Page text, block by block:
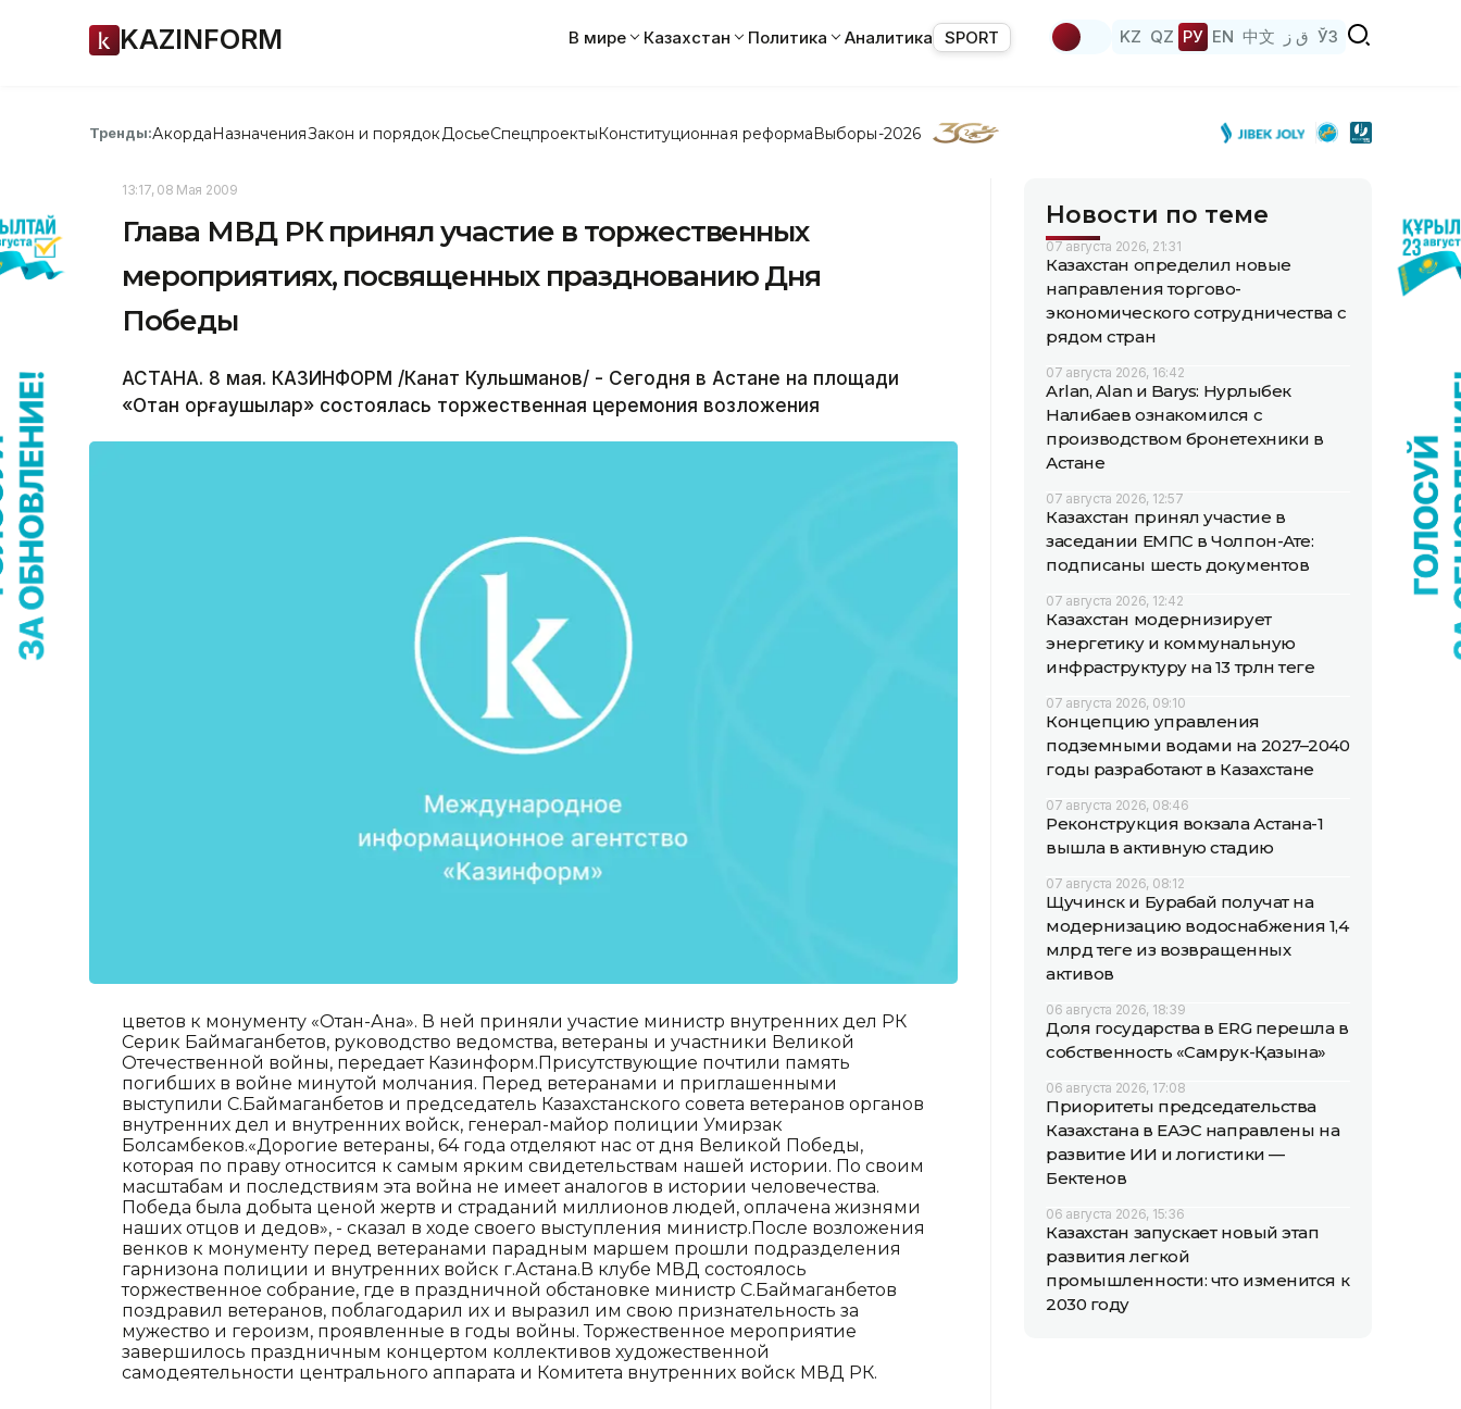
KAZINFORM В мире Казахстан Политика Аналитика SPORT KZ QZ РУ EN 中文 ق ز ЎЗ
Тренды:АкордаНазначенияЗакон и порядок ДосьеСпецпроектыКонституционная реформаВыборы-2026
13:17, 08 Мая 2009
Глава МВД РК принял участие в торжественных
мероприятиях, посвященных празднованию Дня
Победы
АСТАНА. 8 мая. КАЗИНФОРМ /Канат Кульшманов/ - Сегодня в Астане на площади
«Отан қорғаушылар» состоялась торжественная церемония возложения
цветов к монументу «Отан-Ана». В ней приняли участие министр внутренних дел РК
Серик Баймаганбетов, руководство ведомства, ветераны и участники Великой
Отечественной войны, передает Казинформ.Присутствующие почтили память
погибших в войне минутой молчания. Перед ветеранами и приглашенными
выступили С.Баймаганбетов и председатель Казахстанского совета ветеранов органов
внутренних дел и внутренних войск, генерал-майор полиции Умирзак
Болсамбеков.«Дорогие ветераны, 64 года отделяют нас от дня Великой Победы,
которая по праву относится к самым ярким свидетельствам нашей истории. По своим
масштабам и последствиям эта война не имеет аналогов в истории человечества.
Победа была добыта ценой жертв и страданий миллионов людей, оплачена жизнями
наших отцов и дедов», - сказал в ходе своего выступления министр.После возложения
венков к монументу перед ветеранами парадным маршем прошли подразделения
гарнизона полиции и внутренних войск г.Астана.В клубе МВД состоялось
торжественное собрание, где в праздничной обстановке министр С.Баймаганбетов
поздравил ветеранов, поблагодарил их и выразил им свою признательность за
мужество и героизм, проявленные в годы войны. Торжественное мероприятие
завершилось праздничным концертом коллективов художественной
самодеятельности центрального аппарата и Комитета внутренних войск МВД РК.
Новости по теме
07 августа 2026, 21:31
Казахстан определил новые
направления торгово-
экономического сотрудничества с
рядом стран
07 августа 2026, 16:42
Arlan, Alan и Barys: Нурлыбек
Налибаев ознакомился с
производством бронетехники в
Астане
07 августа 2026, 12:57
Казахстан принял участие в
заседании ЕМПС в Чолпон-Ате:
подписаны шесть документов
07 августа 2026, 12:42
Казахстан модернизирует
энергетику и коммунальную
инфраструктуру на 13 трлн теңге
07 августа 2026, 09:10
Концепцию управления
подземными водами на 2027–2040
годы разработают в Казахстане
07 августа 2026, 08:46
Реконструкция вокзала Астана-1
вышла в активную стадию
07 августа 2026, 08:12
Щучинск и Бурабай получат на
модернизацию водоснабжения 1,4
млрд теңге из возвращенных
активов
06 августа 2026, 18:39
Доля государства в ERG перешла в
собственность «Самрук-Қазына»
06 августа 2026, 17:08
Приоритеты председательства
Казахстана в ЕАЭС направлены на
развитие ИИ и логистики —
Бектенов
06 августа 2026, 15:36
Казахстан запускает новый этап
развития легкой
промышленности: что изменится к
2030 году